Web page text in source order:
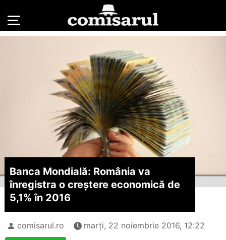
Banca Mondială: România va
înregistra o creștere economică de
5,1% în 2016
comisarul.ro marți, 22 noiembrie 2016, 12:22